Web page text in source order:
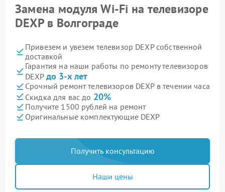
Замена модуля Wi-Fi на телевизоре
DEXP в Волгограде
Привезем и увезем телевизор DEXP собственной
доставкой
Гарантия на наши работы по ремонту телевизоров
DEXP до 3-х лет
Срочный ремонт телевизоров DEXP в течении часа
Скидка для вас до 20%
Получите 1500 рублей на ремонт
Оригинальные комплектующие DEXP
Получить консультацию
Наши цены